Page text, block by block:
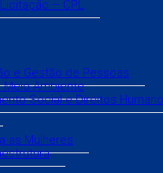
– CPL
e Gestão de Pessoas
Ambiente
Social e Direitos
as Mulheres